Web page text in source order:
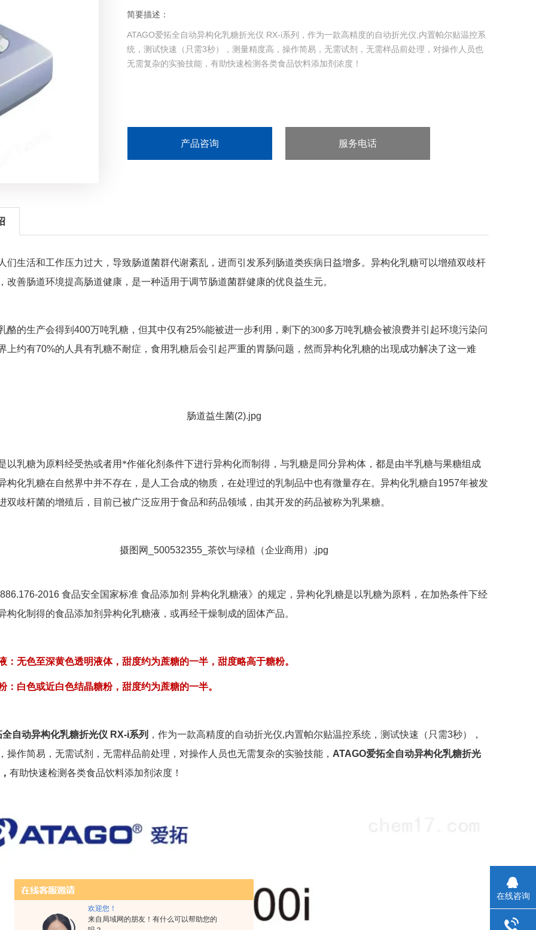
欢迎您！
来自局域网的朋友！有什么可以帮助您的
简要描述：
ATAGO爱拓全自动异构化乳糖折光仪 RX-i系列，作为一款高精度的自动折光仪,内置帕尔贴温控系
统，测试快速（只需3秒），测量精度高，操作简易，无需试剂，无需样品前处理，对操作人员也
无需复杂的实验技能，有助快速检测各类食品饮料添加剂浓度！
产品咨询 服务电话
们生活和工作压力过大，导致肠道菌群代谢紊乱，进而引发系列肠道类疾病日益增多。异构化乳糖可以增殖双歧杆
改善肠道环境提高肠道健康，是一种适用于调节肠道菌群健康的优良益生元。
酪的生产会得到 400万吨乳糖，但其中仅有25%能被进一步利用，剩下的300多万吨乳糖会被浪费并引起环境污染问
上约有70%的人具有乳糖不耐症，食用乳糖后会引起严重的胃肠问题，然而异构化乳糖的出现成功解决了这一难
以乳糖为原料经受热或者用*作催化剂条件下进行异构化而制得，与乳糖是同分异构体，都是由半乳糖与果糖组成
构化乳糖在自然界中并不存在，是人工合成的物质，在处理过的乳制品中也有微量存在。异构化乳糖自1957年被发
双歧杆菌的增殖后，目前已被广泛应用于食品和药品领域，由其开发的药品被称为乳果糖。
2016食品安全国家标准 食品添加剂 异构化乳糖液》的规定，异构化乳糖是以乳糖为原料，在加热条件下经
构化制得的食品添加剂异构化乳糖液，或再经干燥制成的固体产品。
：无色至深黄色透明液体，甜度约为蔗糖的一半，甜度略高于糖粉。
：白色或近白色结晶糖粉，甜度约为蔗糖的一半。
全自动异构化乳糖折光仪 RX-i系列 ，作为一款高精度的自动折光仪,内置帕尔贴温控系统，测试快速（只需3秒），
操作简易，无需试剂，无需样品前处理，对操作人员也无需复杂的实验技能， ATAGO爱拓全自动异构化乳糖折光
有助快速检测各类食品饮料添加剂浓度！
在线咨询